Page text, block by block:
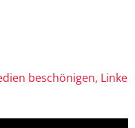
beschönigen, Linke